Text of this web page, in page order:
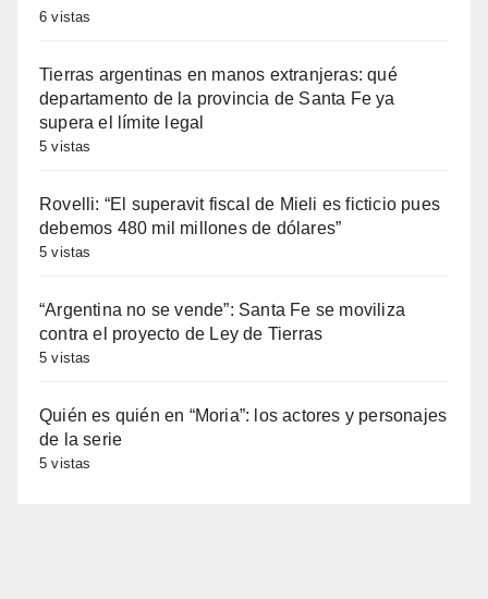
6 vistas
Tierras argentinas en manos extranjeras: qué
departamento de la provincia de Santa Fe ya
supera el límite legal
5 vistas
Rovelli: “El superavit fiscal de Mieli es ficticio pues
debemos 480 mil millones de dólares”
5 vistas
“Argentina no se vende”: Santa Fe se moviliza
contra el proyecto de Ley de Tierras
5 vistas
Quién es quién en “Moria”: los actores y personajes
de la serie
5 vistas